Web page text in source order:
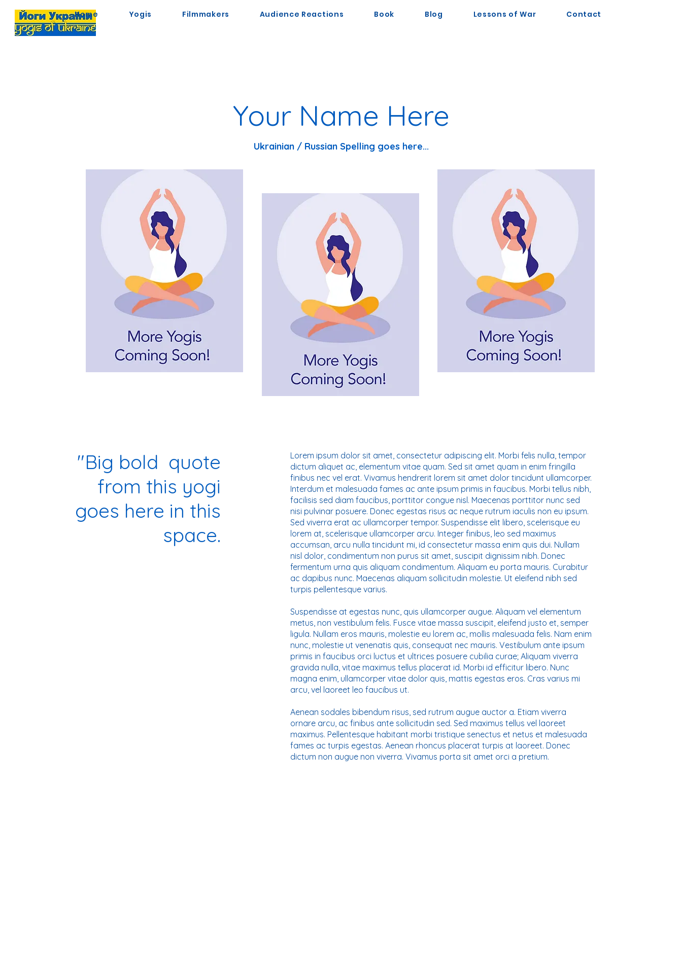
Home Yogis Filmmakers Audience Reactions Book Blog Lessons of War Contact
Your Name Here
Ukrainian / Russian Spelling goes here...
"Big bold quote
from this yogi
goes here in this
space.
Lorem ipsum dolor sit amet, consectetur adipiscing elit. Morbi felis nulla, tempor
dictum aliquet ac, elementum vitae quam. Sed sit amet quam in enim fringilla
finibus nec vel erat. Vivamus hendrerit lorem sit amet dolor tincidunt ullamcorper.
Interdum et malesuada fames ac ante ipsum primis in faucibus. Morbi tellus nibh,
facilisis sed diam faucibus, porttitor congue nisl. Maecenas porttitor nunc sed
nisi pulvinar posuere. Donec egestas risus ac neque rutrum iaculis non eu ipsum.
Sed viverra erat ac ullamcorper tempor. Suspendisse elit libero, scelerisque eu
lorem at, scelerisque ullamcorper arcu. Integer finibus, leo sed maximus
accumsan, arcu nulla tincidunt mi, id consectetur massa enim quis dui. Nullam
nisl dolor, condimentum non purus sit amet, suscipit dignissim nibh. Donec
fermentum urna quis aliquam condimentum. Aliquam eu porta mauris. Curabitur
ac dapibus nunc. Maecenas aliquam sollicitudin molestie. Ut eleifend nibh sed
turpis pellentesque varius.
Suspendisse at egestas nunc, quis ullamcorper augue. Aliquam vel elementum
metus, non vestibulum felis. Fusce vitae massa suscipit, eleifend justo et, semper
ligula. Nullam eros mauris, molestie eu lorem ac, mollis malesuada felis. Nam enim
nunc, molestie ut venenatis quis, consequat nec mauris. Vestibulum ante ipsum
primis in faucibus orci luctus et ultrices posuere cubilia curae; Aliquam viverra
gravida nulla, vitae maximus tellus placerat id. Morbi id efficitur libero. Nunc
magna enim, ullamcorper vitae dolor quis, mattis egestas eros. Cras varius mi
arcu, vel laoreet leo faucibus ut.
Aenean sodales bibendum risus, sed rutrum augue auctor a. Etiam viverra
ornare arcu, ac finibus ante sollicitudin sed. Sed maximus tellus vel laoreet
maximus. Pellentesque habitant morbi tristique senectus et netus et malesuada
fames ac turpis egestas. Aenean rhoncus placerat turpis at laoreet. Donec
dictum non augue non viverra. Vivamus porta sit amet orci a pretium.